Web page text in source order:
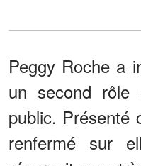
Peggy Roche a
un second
public. Présenté
renfermé sur